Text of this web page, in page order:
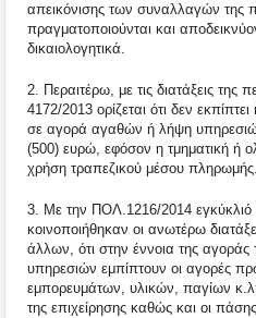
απεικόνισης των συναλλαγών της
πραγματοποιούνται και
δικαιολογητικά.
2. Περαιτέρω, με τις διατάξεις της
4172/2013 ορίζεται ότι δεν
σε αγορά αγαθών ή λήψη
(500) ευρώ, εφόσον η τμηματική ή
χρήση τραπεζικού μέσου πληρωμής.
3. Με την ΠΟΛ.1216/2014 εγκύκλιό
κοινοποιήθηκαν οι ανωτέρω
άλλων, ότι στην έννοια της
υπηρεσιών εμπίπτουν οι αγορές
εμπορευμάτων, υλικών, παγίων
της επιχείρησης καθώς και οι